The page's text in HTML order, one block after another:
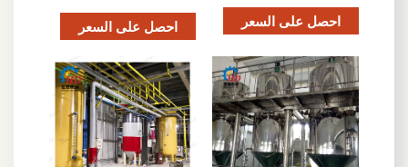
احصل على السعر احصل على السعر